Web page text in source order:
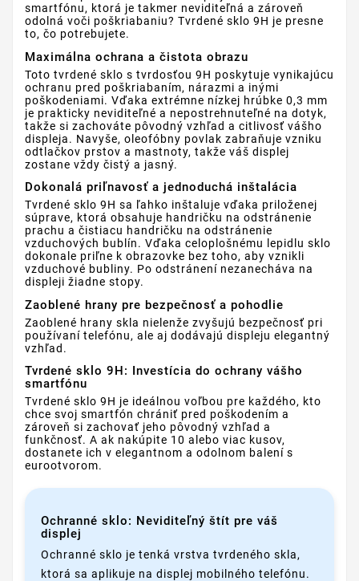
smartfónu, ktorá je takmer neviditeľná a zároveň
odolná voči poškriabaniu? Tvrdené sklo 9H je presne
to, čo potrebujete.
Maximálna ochrana a čistota obrazu
Toto tvrdené sklo s tvrdosťou 9H poskytuje vynikajúcu
ochranu pred poškriabaním, nárazmi a inými
poškodeniami. Vďaka extrémne nízkej hrúbke 0,3 mm
je prakticky neviditeľné a nepostrehnuteľné na dotyk,
takže si zachováte pôvodný vzhľad a citlivosť vášho
displeja. Navyše, oleofóbny povlak zabraňuje vzniku
odtlačkov prstov a mastnoty, takže váš displej
zostane vždy čistý a jasný.
Dokonalá priľnavosť a jednoduchá inštalácia
Tvrdené sklo 9H sa ľahko inštaluje vďaka priloženej
súprave, ktorá obsahuje handričku na odstránenie
prachu a čistiacu handričku na odstránenie
vzduchových bublín. Vďaka celoplošnému lepidlu sklo
dokonale priľne k obrazovke bez toho, aby vznikli
vzduchové bubliny. Po odstránení nezanecháva na
displeji žiadne stopy.
Zaoblené hrany pre bezpečnosť a pohodlie
Zaoblené hrany skla nielenže zvyšujú bezpečnosť pri
používaní telefónu, ale aj dodávajú displeju elegantný
vzhľad.
Tvrdené sklo 9H: Investícia do ochrany vášho
smartfónu
Tvrdené sklo 9H je ideálnou voľbou pre každého, kto
chce svoj smartfón chrániť pred poškodením a
zároveň si zachovať jeho pôvodný vzhľad a
funkčnosť. A ak nakúpite 10 alebo viac kusov,
dostanete ich v elegantnom a odolnom balení s
eurootvorom.
Ochranné sklo: Neviditeľný štít pre váš
displej
Ochranné sklo je tenká vrstva tvrdeného skla,
ktorá sa aplikuje na displej mobilného telefónu.